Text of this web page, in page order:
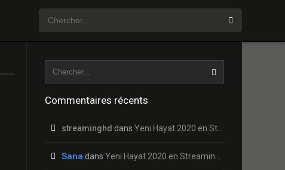
Commentaires récents
streaminghd dans Yeni Hayat 2020 en Streaming HD Gratuit !
Sana dans Yeni Hayat 2020 en Streaming HD Gratuit !